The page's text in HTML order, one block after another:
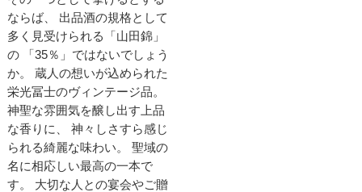
ならば、 出品酒の規格として
多く見受けられる「山田錦」
の 「35％」ではないでしょう
か。 蔵人の想いが込められた
栄光冨士のヴィンテージ品。
神聖な雰囲気を醸し出す上品
な香りに、 神々しさすら感じ
られる綺麗な味わい。 聖域の
名に相応しい最高の一本で
す。 大切な人との宴会やご贈